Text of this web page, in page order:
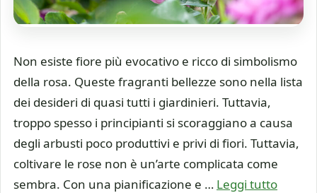
Non esiste fiore più evocativo e ricco di simbolismo
della rosa. Queste fragranti bellezze sono nella lista
dei desideri di quasi tutti i giardinieri. Tuttavia,
troppo spesso i principianti si scoraggiano a causa
degli arbusti poco produttivi e privi di fiori. Tuttavia,
coltivare le rose non è un’arte complicata come
sembra. Con una pianificazione e … Leggi tutto